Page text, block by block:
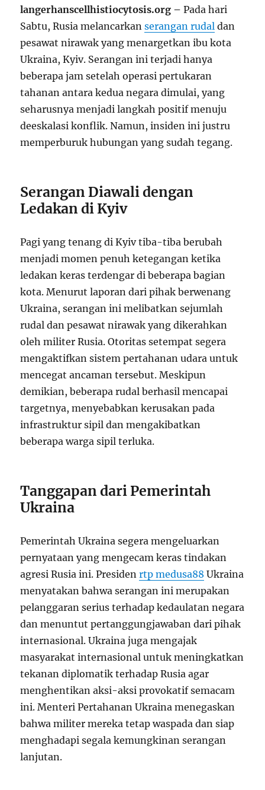
langerhanscellhistiocytosis.org – Pada hari
Sabtu, Rusia melancarkanserangan rudal dan
pesawat nirawak yang menargetkan ibu kota
Ukraina, Kyiv. Serangan ini terjadi hanya
beberapa jam setelah operasi pertukaran
tahanan antara kedua negara dimulai, yang
seharusnya menjadi langkah positif menuju
deeskalasi konflik. Namun, insiden ini justru
memperburuk hubungan yang sudah tegang.
Serangan Diawali dengan
Ledakan di Kyiv
Pagi yang tenang di Kyiv tiba-tiba berubah
menjadi momen penuh ketegangan ketika
ledakan keras terdengar di beberapa bagian
kota. Menurut laporan dari pihak berwenang
Ukraina, serangan ini melibatkan sejumlah
rudal dan pesawat nirawak yang dikerahkan
oleh militer Rusia. Otoritas setempat segera
mengaktifkan sistem pertahanan udara untuk
mencegat ancaman tersebut. Meskipun
demikian, beberapa rudal berhasil mencapai
targetnya, menyebabkan kerusakan pada
infrastruktur sipil dan mengakibatkan
beberapa warga sipil terluka.
Tanggapan dari Pemerintah
Ukraina
Pemerintah Ukraina segera mengeluarkan
pernyataan yang mengecam keras tindakan
agresi Rusia ini. Presidenrtp medusa88 Ukraina
menyatakan bahwa serangan ini merupakan
pelanggaran serius terhadap kedaulatan negara
dan menuntut pertanggungjawaban dari pihak
internasional. Ukraina juga mengajak
masyarakat internasional untuk meningkatkan
tekanan diplomatik terhadap Rusia agar
menghentikan aksi-aksi provokatif semacam
ini. Menteri Pertahanan Ukraina menegaskan
bahwa militer mereka tetap waspada dan siap
menghadapi segala kemungkinan serangan
lanjutan.